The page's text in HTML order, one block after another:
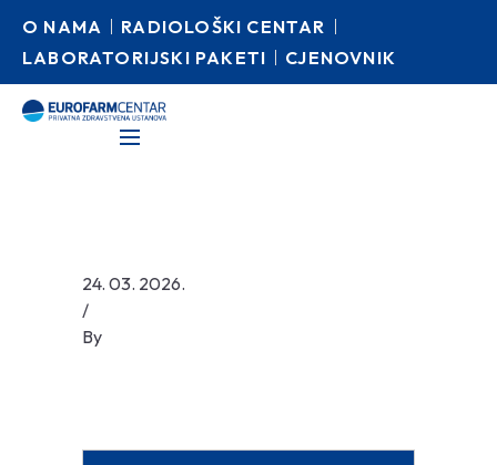
O NAMA
RADIOLOŠKI CENTAR
LABORATORIJSKI PAKETI
CJENOVNIK
24. 03. 2026.
/
By